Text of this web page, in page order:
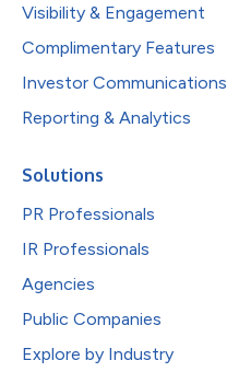
Visibility & Engagement
Complimentary Features
Investor Communications
Reporting & Analytics
Solutions
PR Professionals
IR Professionals
Agencies
Public Companies
Explore by Industry